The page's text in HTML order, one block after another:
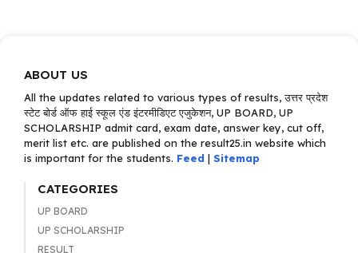
ABOUT US
All the updates related to various types of results, उत्तर प्रदेश
स्टेट बोर्ड ऑफ हाई स्कूल एंड इंटरमीडिएट एजुकेशन, UP BOARD, UP
SCHOLARSHIP admit card, exam date, answer key, cut off,
merit list etc. are published on the result25.in website which
is important for the students. Feed | Sitemap
CATEGORIES
UP BOARD
UP SCHOLARSHIP
RESULT